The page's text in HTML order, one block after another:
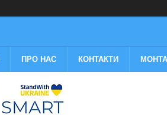
ПРО НАС КОНТАКТИ